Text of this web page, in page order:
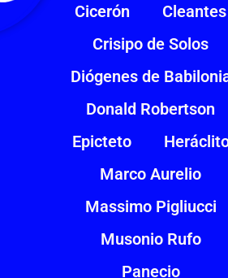
Cicerón
Cleantes
Crisipo de Solos
Diógenes de
Donald Robertson
Epicteto
Marco Aurelio
Massimo Pigliucci
Musonio Rufo
Panecio